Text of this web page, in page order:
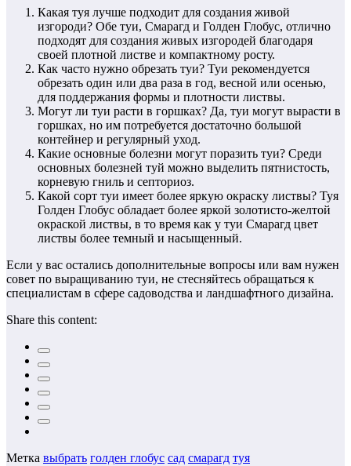
Какая туя лучше подходит для создания живой
изгороди? Обе туи, Смарагд и Голден Глобус, отлично
подходят для создания живых изгородей благодаря
своей плотной листве и компактному росту.
Как часто нужно обрезать туи? Туи рекомендуется
обрезать один или два раза в год, весной или осенью,
для поддержания формы и плотности листвы.
Могут ли туи расти в горшках? Да, туи могут вырасти в
горшках, но им потребуется достаточно большой
контейнер и регулярный уход.
Какие основные болезни могут поразить туи? Среди
основных болезней туй можно выделить пятнистость,
корневую гниль и септориоз.
Какой сорт туи имеет более яркую окраску листвы? Туя
Голден Глобус обладает более яркой золотисто-желтой
окраской листвы, в то время как у туи Смарагд цвет
листвы более темный и насыщенный.
Если у вас остались дополнительные вопросы или вам нужен
совет по выращиванию туи, не стесняйтесь обращаться к
специалистам в сфере садоводства и ландшафтного дизайна.
Share this content:
Метка выбрать голден глобус сад смарагд туя